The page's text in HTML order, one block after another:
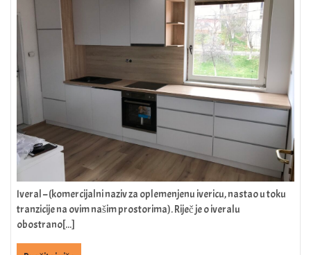
Iveral – (komercijalni naziv za oplemenjenu ivericu, nastao u toku
tranzicije na ovim našim prostorima). Riječ je o iveralu
obostrano[...]